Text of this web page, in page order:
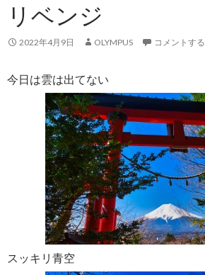
リベンジ
2022年4月9日 OLYMPUS コメントする
今日は雲は出てない
スッキリ青空